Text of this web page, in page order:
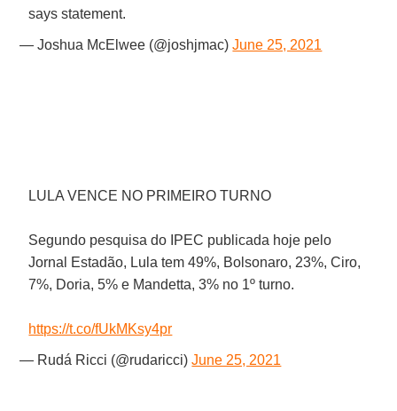
says statement.
— Joshua McElwee (@joshjmac)June 25, 2021
LULA VENCE NO PRIMEIRO TURNO
Segundo pesquisa do IPEC publicada hoje pelo
Jornal Estadão, Lula tem 49%, Bolsonaro, 23%, Ciro,
7%, Doria, 5% e Mandetta, 3% no 1º turno.
https://t.co/fUkMKsy4pr
— Rudá Ricci (@rudaricci)June 25, 2021